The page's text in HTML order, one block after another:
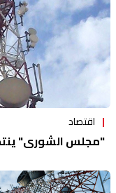
اقتصاد
"مجلس الشورى"